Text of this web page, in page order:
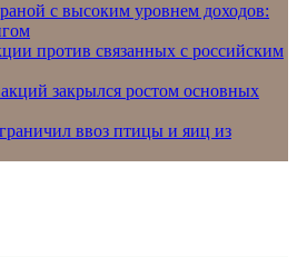
с высоким уровнем доходов:
против связанных с российским
закрылся ростом основных
ввоз птицы и яиц из